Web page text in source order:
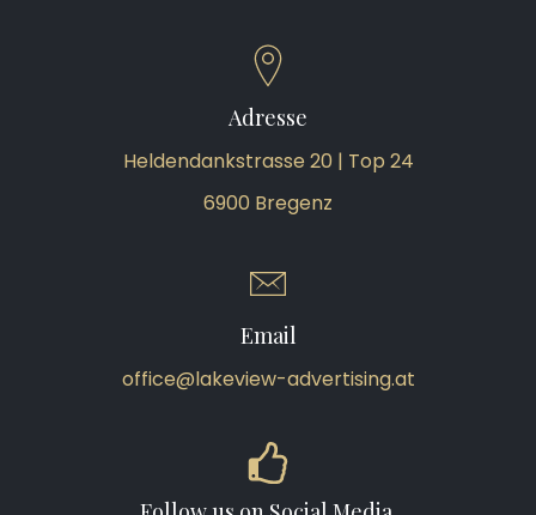
Adresse
Heldendankstrasse 20 | Top 24
6900 Bregenz
Email
office@lakeview-advertising.at